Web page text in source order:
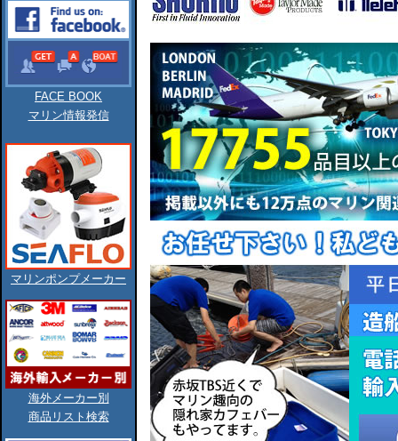
FACE BOOK
マリン情報発信
マリンポンプメーカー
海外メーカー別
商品リスト検索